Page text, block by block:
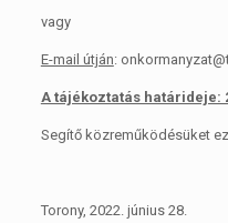
vagy
E-mail útján:
A tájékoztatás határideje:
Segítő közreműködésüket
Torony, 2022. június 28.